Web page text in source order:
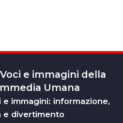
e immagini della
Umana
immagini: informazione,
e divertimento